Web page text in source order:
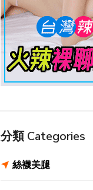
分類 Categories
絲襪美腿